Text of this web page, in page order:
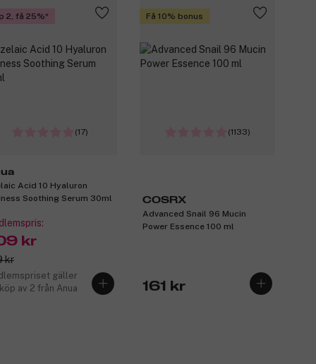
2, få 25%
(17)
Acid 10 Hyaluron
Soothing Serum 30ml
kr
kr
gäller
av 2 från Anua
Få 10% bonus
(1133)
COSRX
Advanced Snail 96 Mucin
Power Essence 100 ml
161 kr